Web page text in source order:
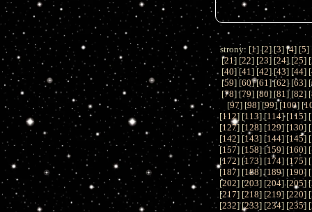
strony: [1] [2] [3] [4] [5]
[21] [22] [23] [24] [25] [
[40] [41] [42] [43] [44] [
[59] [60] [61] [62] [63] [
[78] [79] [80] [81] [82] [
[97] [98] [99] [100] [
[112] [113] [114] [115] [
[127] [128] [129] [130] [
[142] [143] [144] [145] [
[157] [158] [159] [160] [
[172] [173] [174] [175] [
[187] [188] [189] [190] [
[202] [203] [204] [205] [
[217] [218] [219] [220] [
[232] [233] [234] [235] [